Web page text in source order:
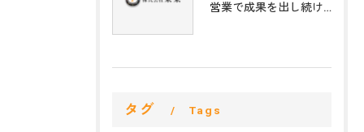
営業で成果を出し続けるための責任意識と実践ポイントを徹底解説
タグ Tags